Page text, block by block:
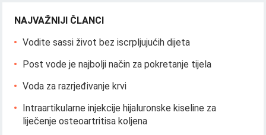
NAJVAŽNIJI ČLANCI
Vodite sassi život bez iscrpljujućih dijeta
Post vode je najbolji način za pokretanje tijela
Voda za razrjeđivanje krvi
Intraartikularne injekcije hijaluronske kiseline za
liječenje osteoartritisa koljena